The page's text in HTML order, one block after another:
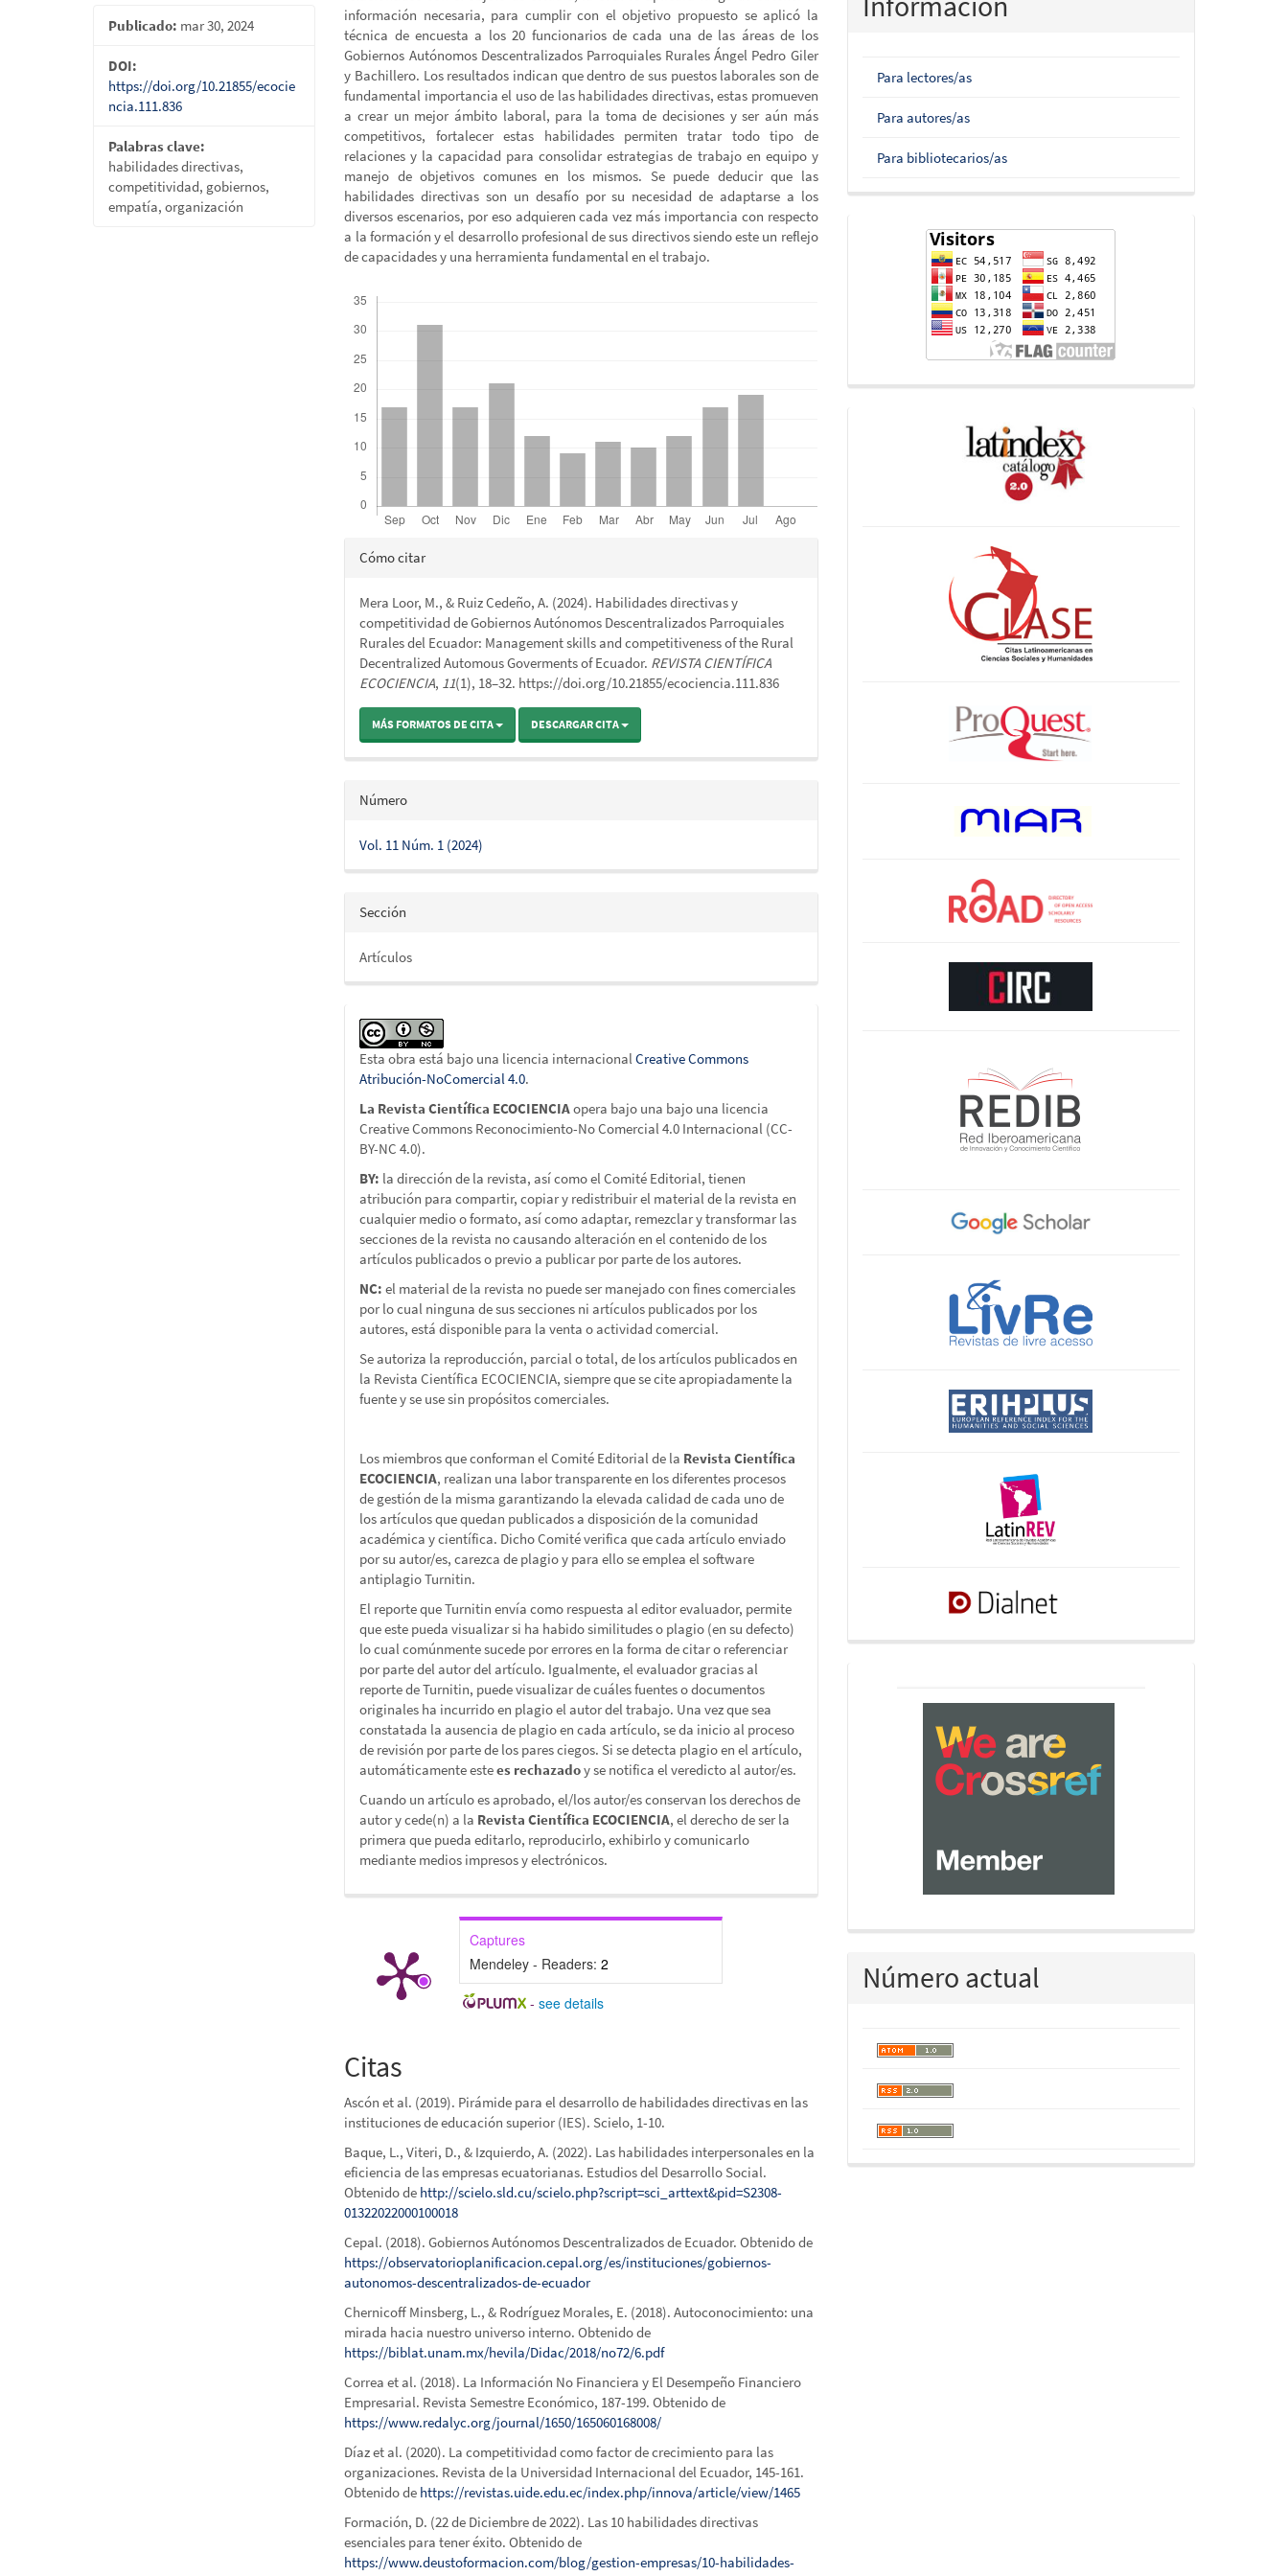
Publicado: mar 30, 2024
DOI:
https://doi.org/10.21855/ecocie
ncia.111.836
Palabras clave:
habilidades directivas,
competitividad, gobiernos,
empatía, organización
información necesaria, para cumplir con el objetivo propuesto se aplicó la
técnica de encuesta a los 20 funcionarios de cada una de las áreas de los
Gobiernos Autónomos Descentralizados Parroquiales Rurales Ángel Pedro Giler
y Bachillero. Los resultados indican que dentro de sus puestos laborales son de
fundamental importancia el uso de las habilidades directivas, estas promueven
a crear un mejor ámbito laboral, para la toma de decisiones y ser aún más
competitivos, fortalecer estas habilidades permiten tratar todo tipo de
relaciones y la capacidad para consolidar estrategias de trabajo en equipo y
manejo de objetivos comunes en los mismos. Se puede deducir que las
habilidades directivas son un desafío por su necesidad de adaptarse a los
diversos escenarios, por eso adquieren cada vez más importancia con respecto
a la formación y el desarrollo profesional de sus directivos siendo este un reflejo
de capacidades y una herramienta fundamental en el trabajo.
Detalles
artículo
Cómo citar
Mera Loor, M., & Ruiz Cedeño, A. (2024). Habilidades directivas y
competitividad de Gobiernos Autónomos Descentralizados Parroquiales
Rurales del Ecuador: Management skills and competitiveness of the Rural
Decentralized Automous Goverments of Ecuador. REVISTA CIENTÍFICA
ECOCIENCIA, 11(1), 18–32. https://doi.org/10.21855/ecociencia.111.836
MÁS FORMATOS DE CITA DESCARGAR CITA
Número
Vol. 11 Núm. 1 (2024)
Sección
Artículos
Esta obra está bajo una licencia internacionalCreative Commons
Atribución-NoComercial 4.0.
La Revista Científica ECOCIENCIAopera bajo una bajo una licencia
Creative Commons Reconocimiento-No Comercial 4.0 Internacional (CC-
BY-NC 4.0).
BY: la dirección de la revista, así como el Comité Editorial, tienen
atribución para compartir, copiar y redistribuir el material de la revista en
cualquier medio o formato, así como adaptar, remezclar y transformar las
secciones de la revista no causando alteración en el contenido de los
artículos publicados o previo a publicar por parte de los autores.
NC: el material de la revista no puede ser manejado con fines comerciales
por lo cual ninguna de sus secciones ni artículos publicados por los
autores, está disponible para la venta o actividad comercial.
Se autoriza la reproducción, parcial o total, de los artículos publicados en
la Revista Científica ECOCIENCIA, siempre que se cite apropiadamente la
fuente y se use sin propósitos comerciales.
Los miembros que conforman el Comité Editorial de la Revista Científica
ECOCIENCIA, realizan una labor transparente en los diferentes procesos
de gestión de la misma garantizando la elevada calidad de cada uno de
los artículos que quedan publicados a disposición de la comunidad
académica y científica. Dicho Comité verifica que cada artículo enviado
por su autor/es, carezca de plagio y para ello se emplea el software
antiplagio Turnitin.
El reporte que Turnitin envía como respuesta al editor evaluador, permite
que este pueda visualizar si ha habido similitudes o plagio (en su defecto)
lo cual comúnmente sucede por errores en la forma de citar o referenciar
por parte del autor del artículo. Igualmente, el evaluador gracias al
reporte de Turnitin, puede visualizar de cuáles fuentes o documentos
originales ha incurrido en plagio el autor del trabajo. Una vez que sea
constatada la ausencia de plagio en cada artículo, se da inicio al proceso
de revisión por parte de los pares ciegos. Si se detecta plagio en el artículo,
automáticamente estees rechazadoy se notifica el veredicto al autor/es.
Cuando un artículo es aprobado, el/los autor/es conservan los derechos de
autor y cede(n) a la Revista Científica ECOCIENCIA, el derecho de ser la
primera que pueda editarlo, reproducirlo, exhibirlo y comunicarlo
mediante medios impresos y electrónicos.
Captures
Mendeley - Readers:2
- see details
Citas
Ascón et al. (2019). Pirámide para el desarrollo de habilidades directivas en las
instituciones de educación superior (IES). Scielo, 1-10.
Baque, L., Viteri, D., & Izquierdo, A. (2022). Las habilidades interpersonales en la
eficiencia de las empresas ecuatorianas. Estudios del Desarrollo Social.
Obtenido de http://scielo.sld.cu/scielo.php?script=sci_arttext&pid=S2308-
01322022000100018
Cepal. (2018). Gobiernos Autónomos Descentralizados de Ecuador. Obtenido de
https://observatorioplanificacion.cepal.org/es/instituciones/gobiernos-
autonomos-descentralizados-de-ecuador
Chernicoff Minsberg, L., & Rodríguez Morales, E. (2018). Autoconocimiento: una
mirada hacia nuestro universo interno. Obtenido de
https://biblat.unam.mx/hevila/Didac/2018/no72/6.pdf
Correa et al. (2018). La Información No Financiera y El Desempeño Financiero
Empresarial. Revista Semestre Económico, 187-199. Obtenido de
https://www.redalyc.org/journal/1650/165060168008/
Díaz et al. (2020). La competitividad como factor de crecimiento para las
organizaciones. Revista de la Universidad Internacional del Ecuador, 145-161.
Obtenido de https://revistas.uide.edu.ec/index.php/innova/article/view/1465
Formación, D. (22 de Diciembre de 2022). Las 10 habilidades directivas
esenciales para tener éxito. Obtenido de
https://www.deustoformacion.com/blog/gestion-empresas/10-habilidades-
Para lectores/as
Para autores/as
Para bibliotecarios/as
counter
Número actual